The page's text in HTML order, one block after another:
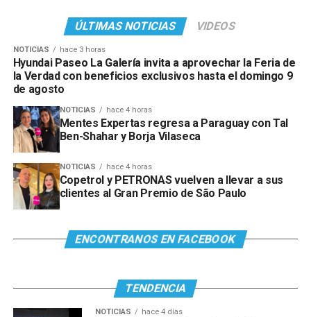
ÚLTIMAS NOTICIAS VIDEOS
NOTICIAS hace 3 horas
Hyundai Paseo La Galería invita a aprovechar la Feria de
la Verdad con beneficios exclusivos hasta el domingo 9
de agosto
NOTICIAS hace 4 horas
Mentes Expertas regresa a Paraguay con Tal
Ben-Shahar y Borja Vilaseca
NOTICIAS hace 4 horas
Copetrol y PETRONAS vuelven a llevar a sus
clientes al Gran Premio de São Paulo
ENCONTRANOS EN FACEBOOK
TENDENCIA
NOTICIAS hace 4 días